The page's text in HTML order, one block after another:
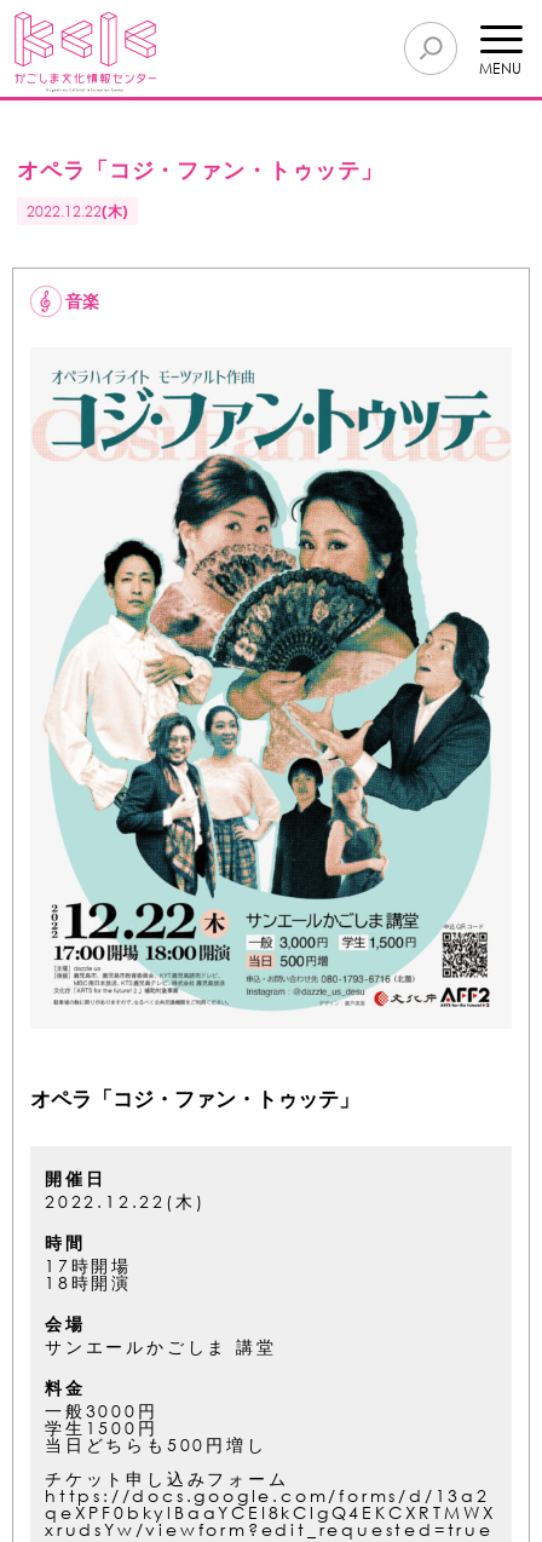
MENU
オペラ「コジ・ファン・トゥッテ」
2022.12.22(木)
音楽
オペラ「コジ・ファン・トゥッテ」
開催日
2022.12.22(木)
時間
17時開場
18時開演
会場
サンエールかごしま 講堂
料金
一般3000円
学生1500円
当日どちらも500円増し
チケット申し込みフォーム
https://docs.google.com/forms/d/13a2
qeXPF0bkylBaaYCEI8kClgQ4EKCXRTMWX
xrudsYw/viewform?edit_requested=true